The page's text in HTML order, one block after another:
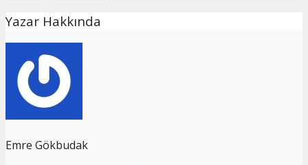
Yazar Hakkında
Emre Gökbudak